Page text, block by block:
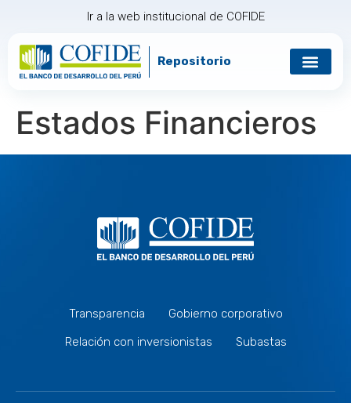
Ir a la web institucional de COFIDE
Repositorio
Estados Financieros
Transparencia
Gobierno corporativo
Relación con inversionistas
Subastas